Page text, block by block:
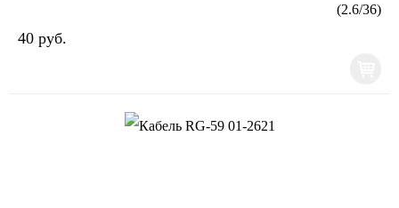
(2.6/36)
40 руб.